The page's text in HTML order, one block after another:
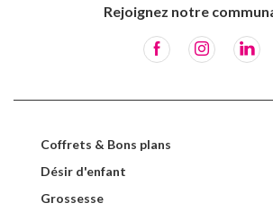
Rejoignez notre
Coffrets & Bons plans
Désir d'enfant
Grossesse